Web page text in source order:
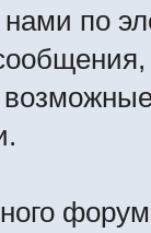
по